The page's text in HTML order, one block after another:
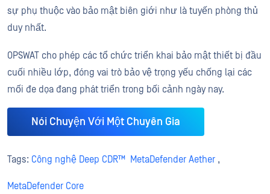
sự phụ thuộc vào bảo mật biên giới như là tuyến phòng thủ
duy nhất.
OPSWAT cho phép các tổ chức triển khai bảo mật thiết bị đầu
cuối nhiều lớp, đóng vai trò bảo vệ trọng yếu chống lại các
mối đe dọa đang phát triển trong bối cảnh ngày nay.
Nói Chuyện Với Một Chuyên Gia
Tags: Công nghệ Deep CDR™ MetaDefender Aether ,
MetaDefender Core